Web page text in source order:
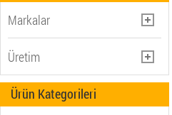
Markalar
BROTHER (110)
EPSON (479)
Üretim
Muadil (448)
Orjinal (1062)
Ürün Kategorileri